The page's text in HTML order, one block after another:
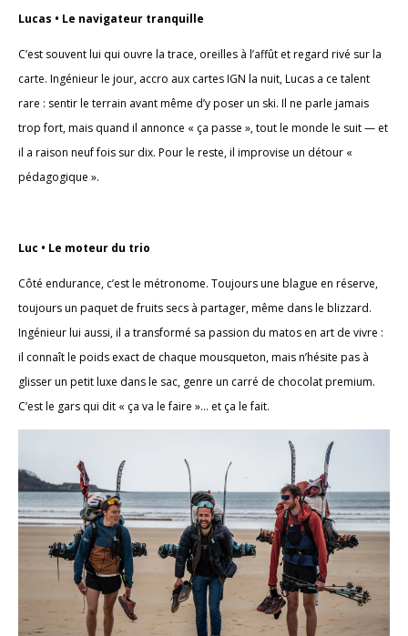
Lucas • Le navigateur tranquille
C’est souvent lui qui ouvre la trace, oreilles à l’affût et regard rivé sur la
carte. Ingénieur le jour, accro aux cartes IGN la nuit, Lucas a ce talent
rare : sentir le terrain avant même d’y poser un ski. Il ne parle jamais
trop fort, mais quand il annonce « ça passe », tout le monde le suit — et
il a raison neuf fois sur dix. Pour le reste, il improvise un détour «
pédagogique ».
Luc • Le moteur du trio
Côté endurance, c’est le métronome. Toujours une blague en réserve,
toujours un paquet de fruits secs à partager, même dans le blizzard.
Ingénieur lui aussi, il a transformé sa passion du matos en art de vivre :
il connaît le poids exact de chaque mousqueton, mais n’hésite pas à
glisser un petit luxe dans le sac, genre un carré de chocolat premium.
C’est le gars qui dit « ça va le faire »… et ça le fait.